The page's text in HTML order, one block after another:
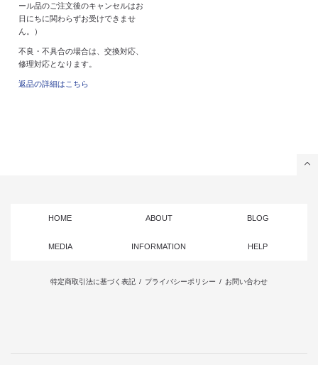
ール品のご注文後のキャンセルはお
日にちに関わらずお受けできませ
ん。）
不良・不具合の場合は、交換対応、
修理対応となります。
返品の詳細はこちら
HOME ABOUT BLOG
MEDIA INFORMATION HELP
特定商取引法に基づく表記 / プライバシーポリシー / お問い合わせ